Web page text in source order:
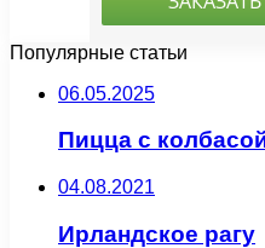
Популярные статьи
06.05.2025
Пицца с
04.08.2021
Ирландское рагу